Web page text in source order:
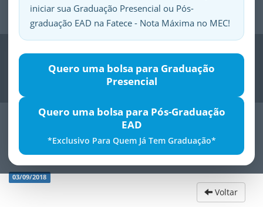
iniciar sua Graduação Presencial ou Pós-
graduação EAD na Fatece - Nota Máxima no MEC!
Quero uma bolsa para Graduação
Presencial
Quero uma bolsa para Pós-Graduação
EAD
*Exclusivo Para Quem Já Tem Graduação*
SuaFatece.Seuorgulho.
Previous
EducaÃ§Ã£o Inclusiva
03/09/2018
Voltar